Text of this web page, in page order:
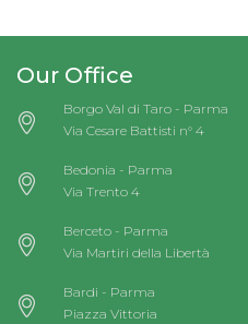
Our Office
Borgo Val di Taro - Parma
Via Cesare Battisti n° 4
Bedonia - Parma
Via Trento 4
Berceto - Parma
Via Martiri della Libertà
Bardi - Parma
Piazza Vittoria